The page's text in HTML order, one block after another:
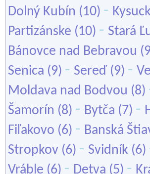
Dolný Kubín (10) -
Partizánske (10) - Stará
Bánovce nad Bebravou
Senica (9) - Sereď (9) -
Moldava nad Bodvou (8)
Šamorín (8) - Bytča (7) -
Fiľakovo (6) - Banská
Stropkov (6) - Svidník (6)
Vráble (6) - Detva (5) -